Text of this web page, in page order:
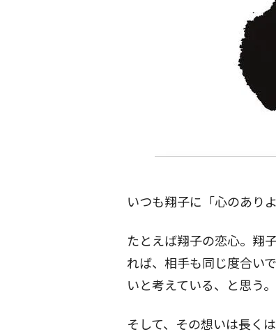
いつも翔子に「心のあり
たとえば翔子の恋心。翔
れば、相手も同じ度合い
いと考えている、と思う。
そして、その想いは長く